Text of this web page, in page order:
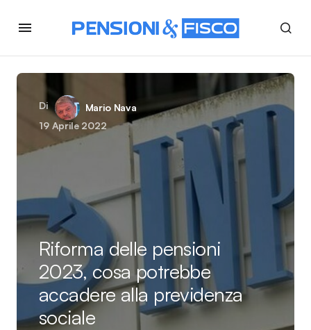
Di
Mario Nava
19 Aprile 2022
Riforma delle pensioni
2023, cosa potrebbe
accadere alla previdenza
sociale